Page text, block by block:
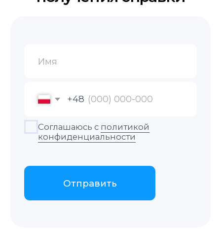
Апостиль
и заявления.
и справки.
(для получения вида
на работу, изменения
гражданства и другие).
Страховой полис.
*Срочный перевод +30%